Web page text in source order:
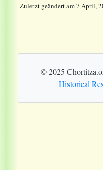
Zuletzt geändertam7 April,
© 2025
Historical